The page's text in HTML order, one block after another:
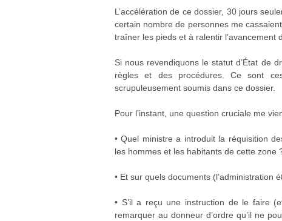
L’accélération de ce dossier, 30 jours
certain nombre de personnes me
traîner les pieds et à ralentir l’avancement
Si nous revendiquons le statut d’État de
règles et des procédures. Ce sont
scrupuleusement soumis dans ce dossier.
Pour l’instant, une question cruciale me
•⁠ ⁠Quel ministre a introduit la réquisition
les hommes et les habitants de cette zone
•⁠ ⁠Et sur quels documents (l’administration
•⁠ ⁠S’il a reçu une instruction de le faire
remarquer au donneur d’ordre qu’il ne